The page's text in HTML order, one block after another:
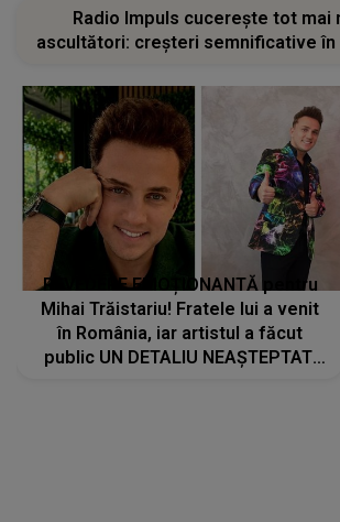
Radio Impuls cucerește tot mai
ascultători: creșteri semnificative în
REVEDERE EMOȚIONANTĂ pentru
Mihai Trăistariu! Fratele lui a venit
în România, iar artistul a făcut
public UN DETALIU NEAȘTEPTAT: